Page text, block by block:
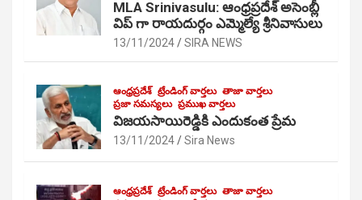
MLA Srinivasulu: ఆంధ్రప్రదేశ్ అసెంబ్లీ
విప్ గా రాయదుర్గం ఎమ్మెల్యే శ్రీనివాసులు
13/11/2024 SIRA NEWS
ఆంధ్రప్రదేశ్ ట్రేండింగ్ వార్తలు తాజా వార్తలు
ప్రజా సమస్యలు ప్రముఖ వార్తలు
విజయసాయిరెడ్డికి ఎందుకంత ప్రేమ
13/11/2024 Sira News
ఆంధ్రప్రదేశ్ ట్రేండింగ్ వార్తలు తాజా వార్తలు